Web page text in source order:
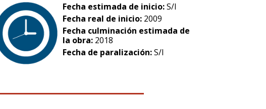
Fecha estimada de inicio:S/I
Fecha real de inicio: 2009
Fecha culminación estimada de
la obra: 2018
Fecha de paralización:S/I